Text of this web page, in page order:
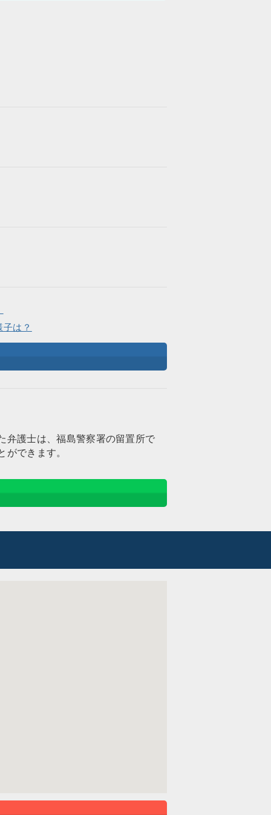
は？
弁護士は、福島警察署の留置所で
できます。